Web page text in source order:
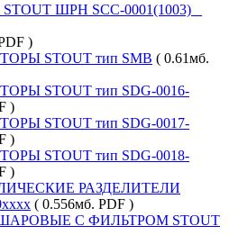
ШРН SСС-0001(1003) _
)
STOUT тип SMB ( 0.61мб.
STOUT тип SDG-0016-
)
STOUT тип SDG-0017-
)
STOUT тип SDG-0018-
)
РАЗДЕЛИТЕЛИ
( 0.556мб. PDF )
С ФИЛЬТРОМ STOUT